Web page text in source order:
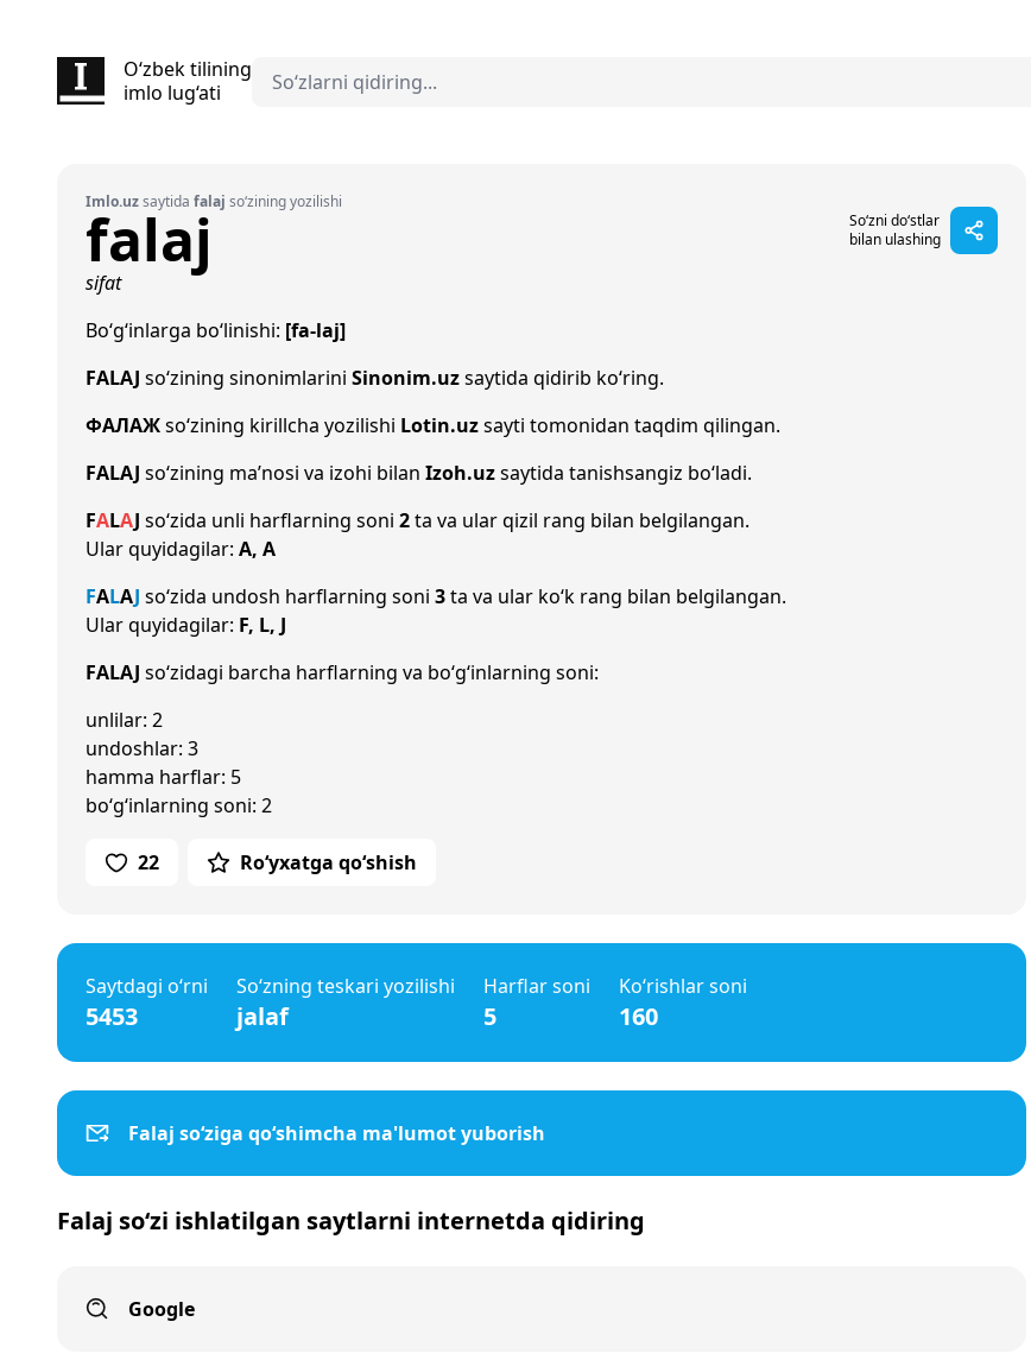
O‘zbek tilining
imlo lug‘ati
Imlo.uzsaytida falaj so‘zining yozilishi
falaj
So‘zni do‘stlar
bilan ulashing
sifat
Bo‘g‘inlarga bo‘linishi: [fa-laj]
FALAJ so‘zining sinonimlarini Sinonim.uzsaytida qidirib ko‘ring.
ФАЛАЖso‘zining kirillcha yozilishi Lotin.uzsayti tomonidan taqdim qilingan.
FALAJ so‘zining ma’nosi va izohi bilan Izoh.uzsaytida tanishsangiz bo‘ladi.
FALAJ so‘zida unli harflarning soni 2ta va ular qizil rang bilan belgilangan.
Ular quyidagilar: A, A
FALAJ so‘zida undosh harflarning soni 3ta va ular ko‘k rang bilan belgilangan.
Ular quyidagilar: F, L, J
FALAJ so‘zidagi barcha harflarning va bo‘g‘inlarning soni:
unlilar: 2
undoshlar: 3
hamma harflar: 5
bo‘g‘inlarning soni: 2
22 Ro‘yxatga qo‘shish
Saytdagi o‘rni
5453
So‘zning teskari yozilishi
jalaf
Harflar soni
5
Ko‘rishlar soni
160
Falaj so‘ziga qo‘shimcha ma'lumot yuborish
Falaj so‘zi ishlatilgan saytlarni internetda qidiring
Google